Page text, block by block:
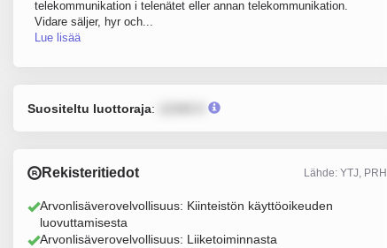
telekommunikation i telenätet eller annan telekommunikation.
Vidare säljer, hyr och...
Lue lisää
Suositeltu luottoraja:
Rekisteritiedot Lähde: YTJ, PRH
Arvonlisäverovelvollisuus: Kiinteistön käyttöoikeuden
luovuttamisesta
Arvonlisäverovelvollisuus: Liiketoiminnasta